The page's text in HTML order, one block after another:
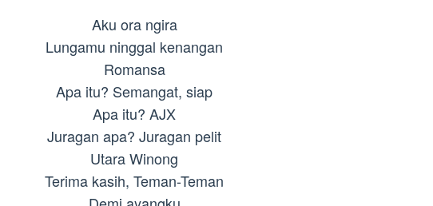
Aku ora ngira
Lungamu ninggal kenangan
Romansa
Apa itu? Semangat, siap
Apa itu? AJX
Juragan apa? Juragan pelit
Utara Winong
Terima kasih, Teman-Teman